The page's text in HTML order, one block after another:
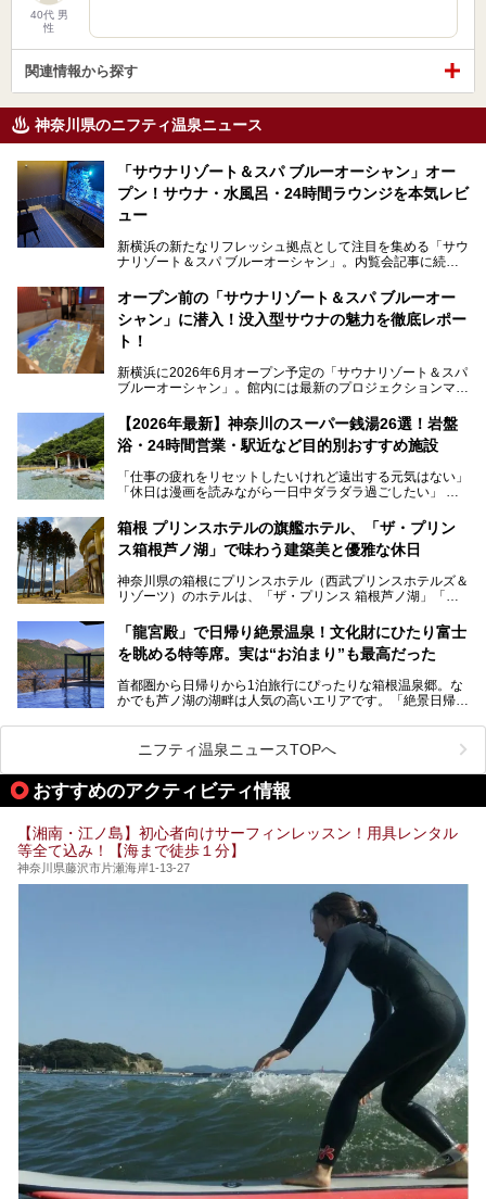
40代 男
性
関連情報から探す
神奈川県のニフティ温泉ニュース
「サウナリゾート＆スパ ブルーオーシャン」オー
プン！サウナ・水風呂・24時間ラウンジを本気レビ
ュー
新横浜の新たなリフレッシュ拠点として注目を集める「サウ
ナリゾート＆スパ ブルーオーシャン」。内覧会記事に続
す。サウナや水風呂の気持ちよさはもちろん、リラックスス
ペースの過ごしやすさまで徹底チェック。新横浜エリアで日
常の疲れをリセットしたい人、ライブやスポーツ観戦遠征組
は必見です。
オープン前の「サウナリゾート＆スパ ブルーオー
シャン」に潜入！没入型サウナの魅力を徹底レポー
ト！
新横浜に2026年6月オープン予定の「サウナリゾート＆スパ
ブルーオーシャン」。館内には最新のプロジェクションマッ
的な“没入感（イマーシブ）”を体験できます。
今回は、そんな大注目の施設に一足先にお邪魔し、その全貌
を見学させていただきました！
サウナ室の中に咲き誇る桜、魚たちが泳ぐ水風呂、そしてバ
リのビーチを思わせる休憩スペース…。驚きの連続だった館
内の様子をレポートします！
【2026年最新】神奈川のスーパー銭湯26選！岩盤
浴・24時間営業・駅近など目的別おすすめ施設
「仕事の疲れをリセットしたいけれど遠出する元気はない」
「休日は漫画を読みながら一日中ダラダラ過ごしたい」
たい」
そんな「癒やされたい」という願いを叶えてくれるのが、神
神奈川県には、サウナや岩盤浴、一日中遊べるエンタメ施設
など、“非日常”を味わえるスーパー銭湯が数多く揃っていま
う」という人も多いはず。
そこで今回は、神奈川県内の人気施設26選を「安さ」「岩
業」「駅近」など、目的別に厳選して紹介します。
今の気分にぴったりの施設を見つけて、最高のリフレッシュ
箱根 プリンスホテルの旗艦ホテル、「ザ・プリン
ス箱根芦ノ湖」で味わう建築美と優雅な休日
神奈川県の箱根にプリンスホテル（西武プリンスホテルズ＆
リゾーツ）のホテルは、「ザ・プリンス 箱根芦ノ湖」「芦
「箱根仙石原プリンスホテル」と4軒あり、今回ご紹介する
「ザ・プリンス 箱根芦ノ湖」は、その中でもフラッグシッ
プ（旗艦）に位置づけられる特別なホテルです。
昭和の日本を代表する建築家の一人、村野藤吾が芦ノ湖の畔
に建てた桃源郷のようなホテルがここ。自家源泉の温泉や、
提供元：株式会社西武・プリンスホテルズワールドワイド
【PR】
この記事はザ・プリンス 箱根芦ノ湖のPR記事です。
「龍宮殿」で日帰り絶景温泉！文化財にひたり富士
を眺める特等席。実は“お泊まり”も最高だった
首都圏から日帰りから1泊旅行にぴったりな箱根温泉郷。な
かでも芦ノ湖の湖畔は人気の高いエリアです。「絶景日帰り
が楽しめるまさに眺望自慢の日帰り温泉。
そしてここは全24室の「箱根 芦ノ湖畔蛸川温泉 龍宮殿」と
して宿泊もできます。宿泊者は「龍宮殿本館」の営業時間に
加えて、朝6時からの宿泊者専用時間帯にも「龍宮殿本館」
のお風呂が利用できます。
今回は日帰り温泉としての「絶景日帰り温泉 龍宮殿本館
（以下、龍宮殿本館）」と、旅館としての「箱根 芦ノ湖畔
蛸川温泉 龍宮殿（以下、龍宮殿）」の両方の魅力をたっぷ
りお伝えします！
ここは箱根神社、九頭龍神社、白龍神社、箱根元宮と箱根の
4つの神社に囲まれたパワースポットです。
提供元：株式会社西武・プリンスホテルズワールドワイド
この記事は箱根 芦ノ湖畔蛸川温泉 龍宮殿のPR記事です。
ニフティ温泉ニュースTOPへ
おすすめのアクティビティ情報
【湘南・江ノ島】初心者向けサーフィンレッスン！用具レンタル
等全て込み！【海まで徒歩１分】
神奈川県藤沢市片瀬海岸1-13-27